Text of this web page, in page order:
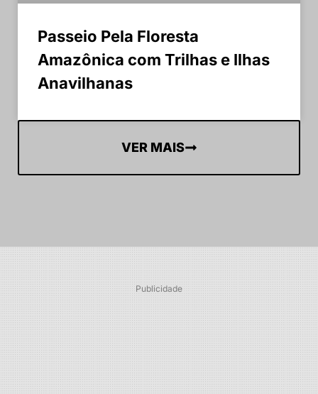
Passeio Pela Floresta
Amazônica com Trilhas e Ilhas
Anavilhanas
VER MAIS
Publicidade